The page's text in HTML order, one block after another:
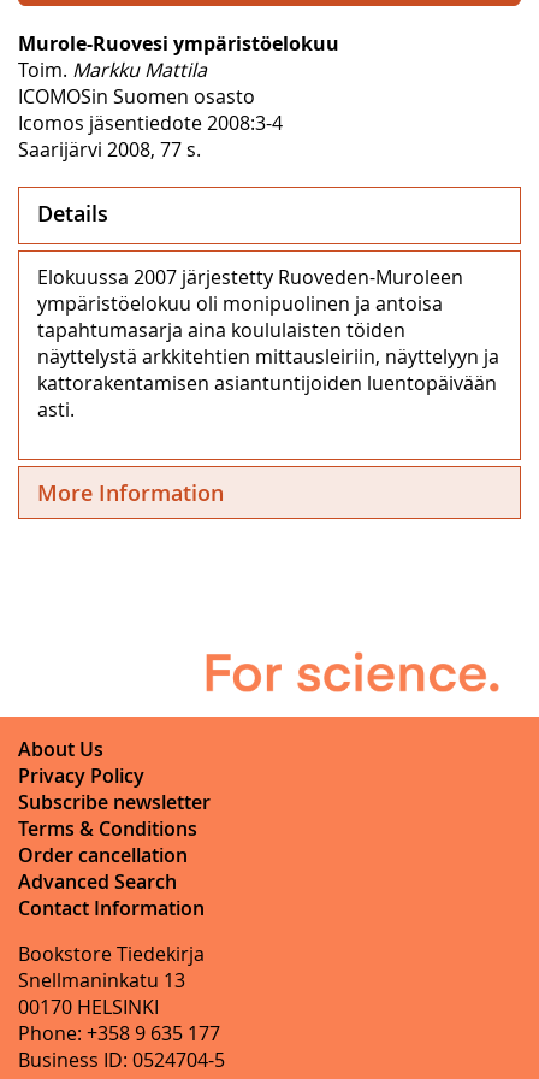
Murole-Ruovesi ympäristöelokuu
Toim. Markku Mattila
ICOMOSin Suomen osasto
Icomos jäsentiedote 2008:3-4
Saarijärvi 2008, 77 s.
Details
Elokuussa 2007 järjestetty Ruoveden-Muroleen
ympäristöelokuu oli monipuolinen ja antoisa
tapahtumasarja aina koululaisten töiden
näyttelystä arkkitehtien mittausleiriin, näyttelyyn ja
kattorakentamisen asiantuntijoiden luentopäivään
asti.
More Information
About Us
Privacy Policy
Subscribe newsletter
Terms & Conditions
Order cancellation
Advanced Search
Contact Information
Bookstore Tiedekirja
Snellmaninkatu 13
00170 HELSINKI
Phone: +358 9 635 177
Business ID: 0524704-5